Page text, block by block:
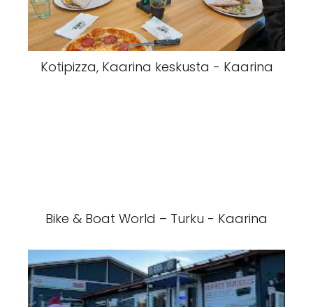
Kotipizza, Kaarina keskusta - Kaarina
Bike & Boat World – Turku - Kaarina